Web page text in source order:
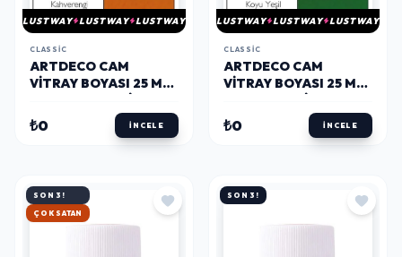
LUSTWAY LUSTWAY LUSTWAY
CLASSIC
ARTDECO CAM
VITRAY BOYASI 25 ML.
₺0 İNCELE
LUSTWAY LUSTWAY LUSTWAY
CLASSIC
ARTDECO CAM
VITRAY BOYASI 25 ML.
₺0 İNCELE
SON 3!
HIZLI KARGO
SON 3!